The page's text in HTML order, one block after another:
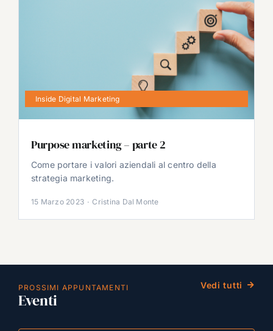
Inside Digital Marketing
Purpose marketing – parte 2
Come portare i valori aziendali al centro della
strategia marketing.
15 Marzo 2023 · Cristina Dal Monte
PROSSIMI APPUNTAMENTI
Eventi
Vedi tutti